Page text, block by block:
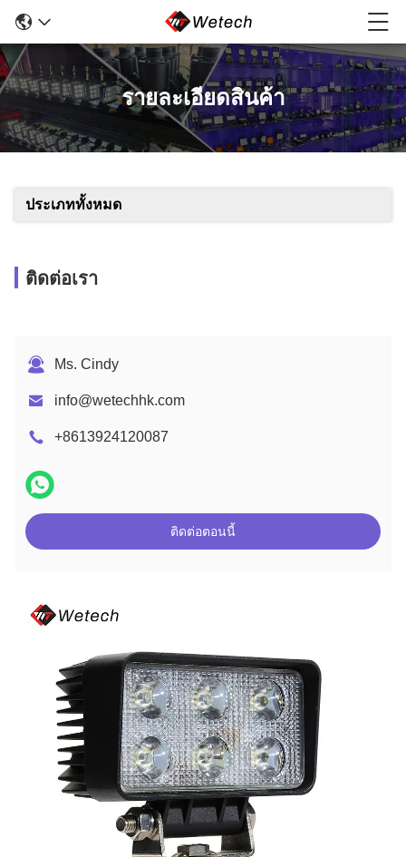
รายละเอียดสินค้า
ประเภททั้งหมด
ติดต่อเรา
Ms. Cindy
info@wetechhk.com
+8613924120087
ติดต่อตอนนี้